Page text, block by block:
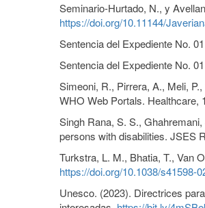
Seminario-Hurtado, N., y
https://doi.org/10.11144/
Sentencia del Expediente No.
Sentencia del Expediente No.
Simeoni, R., Pirrera, A., Meli,
WHO Web Portals. Healthcare,
Singh Rana, S. S.,
persons with disabilities. JSES
Turkstra, L. M., Bhatia, T., Van
https://doi.org/10.1038/s41598-
Unesco. (2023). Directrices